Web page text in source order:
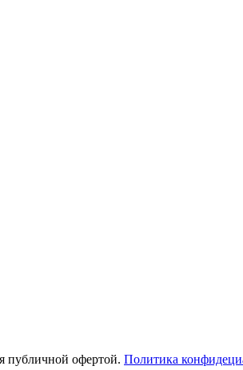
публичной офертой. Политика